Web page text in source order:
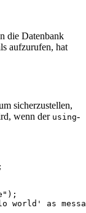
die Datenbank
aufzurufen, hat
sicherzustellen,
wenn der using-
;
);
world' as